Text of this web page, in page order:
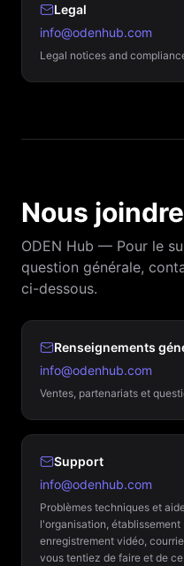
Legal
info@odenhub.com
Legal notices and
Nous joindre
ODEN Hub — Pour le
question générale,
ci-dessous.
Renseignements
info@odenhub.com
Ventes, partenariats et
Support
info@odenhub.com
Problèmes techniques et
l'organisation,
enregistrement vidéo,
vous tentiez de faire et de